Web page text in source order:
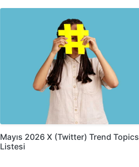
Mayıs 2026 X (Twitter) Trend Topics
Listesi